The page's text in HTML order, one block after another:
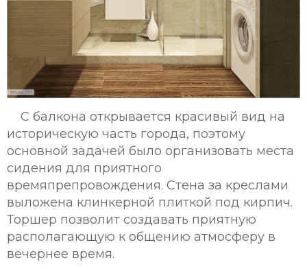
С балкона открывается красивый вид на
историческую часть города, поэтому
основной задачей было организовать места
сидения для приятного
времяпрепровождения. Стена за креслами
выложена клинкерной плиткой под кирпич.
Торшер позволит создавать приятную
располагающую к общению атмосферу в
вечернее время.